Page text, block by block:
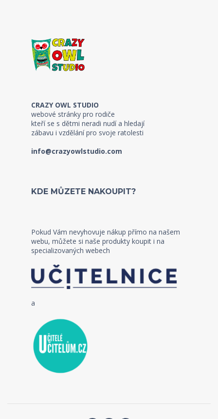
CRAZY OWL STUDIO
webové stránky pro rodiče
kteří se s dětmi neradi nudí a hledají
zábavu i vzdělání pro svoje ratolesti
info@crazyowlstudio.com
KDE MŮZETE NAKOUPIT?
Pokud Vám nevyhovuje nákup přímo na našem
webu, můžete si naše produkty koupit i na
specializovaných webech
a